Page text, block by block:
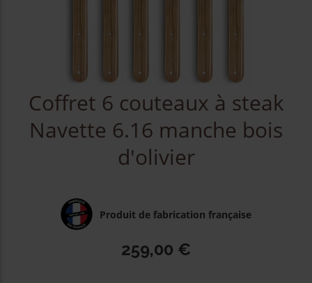
Coffret 6 couteaux à steak
Navette 6.16 manche bois
d'olivier
Produit de fabrication française
259,00 €